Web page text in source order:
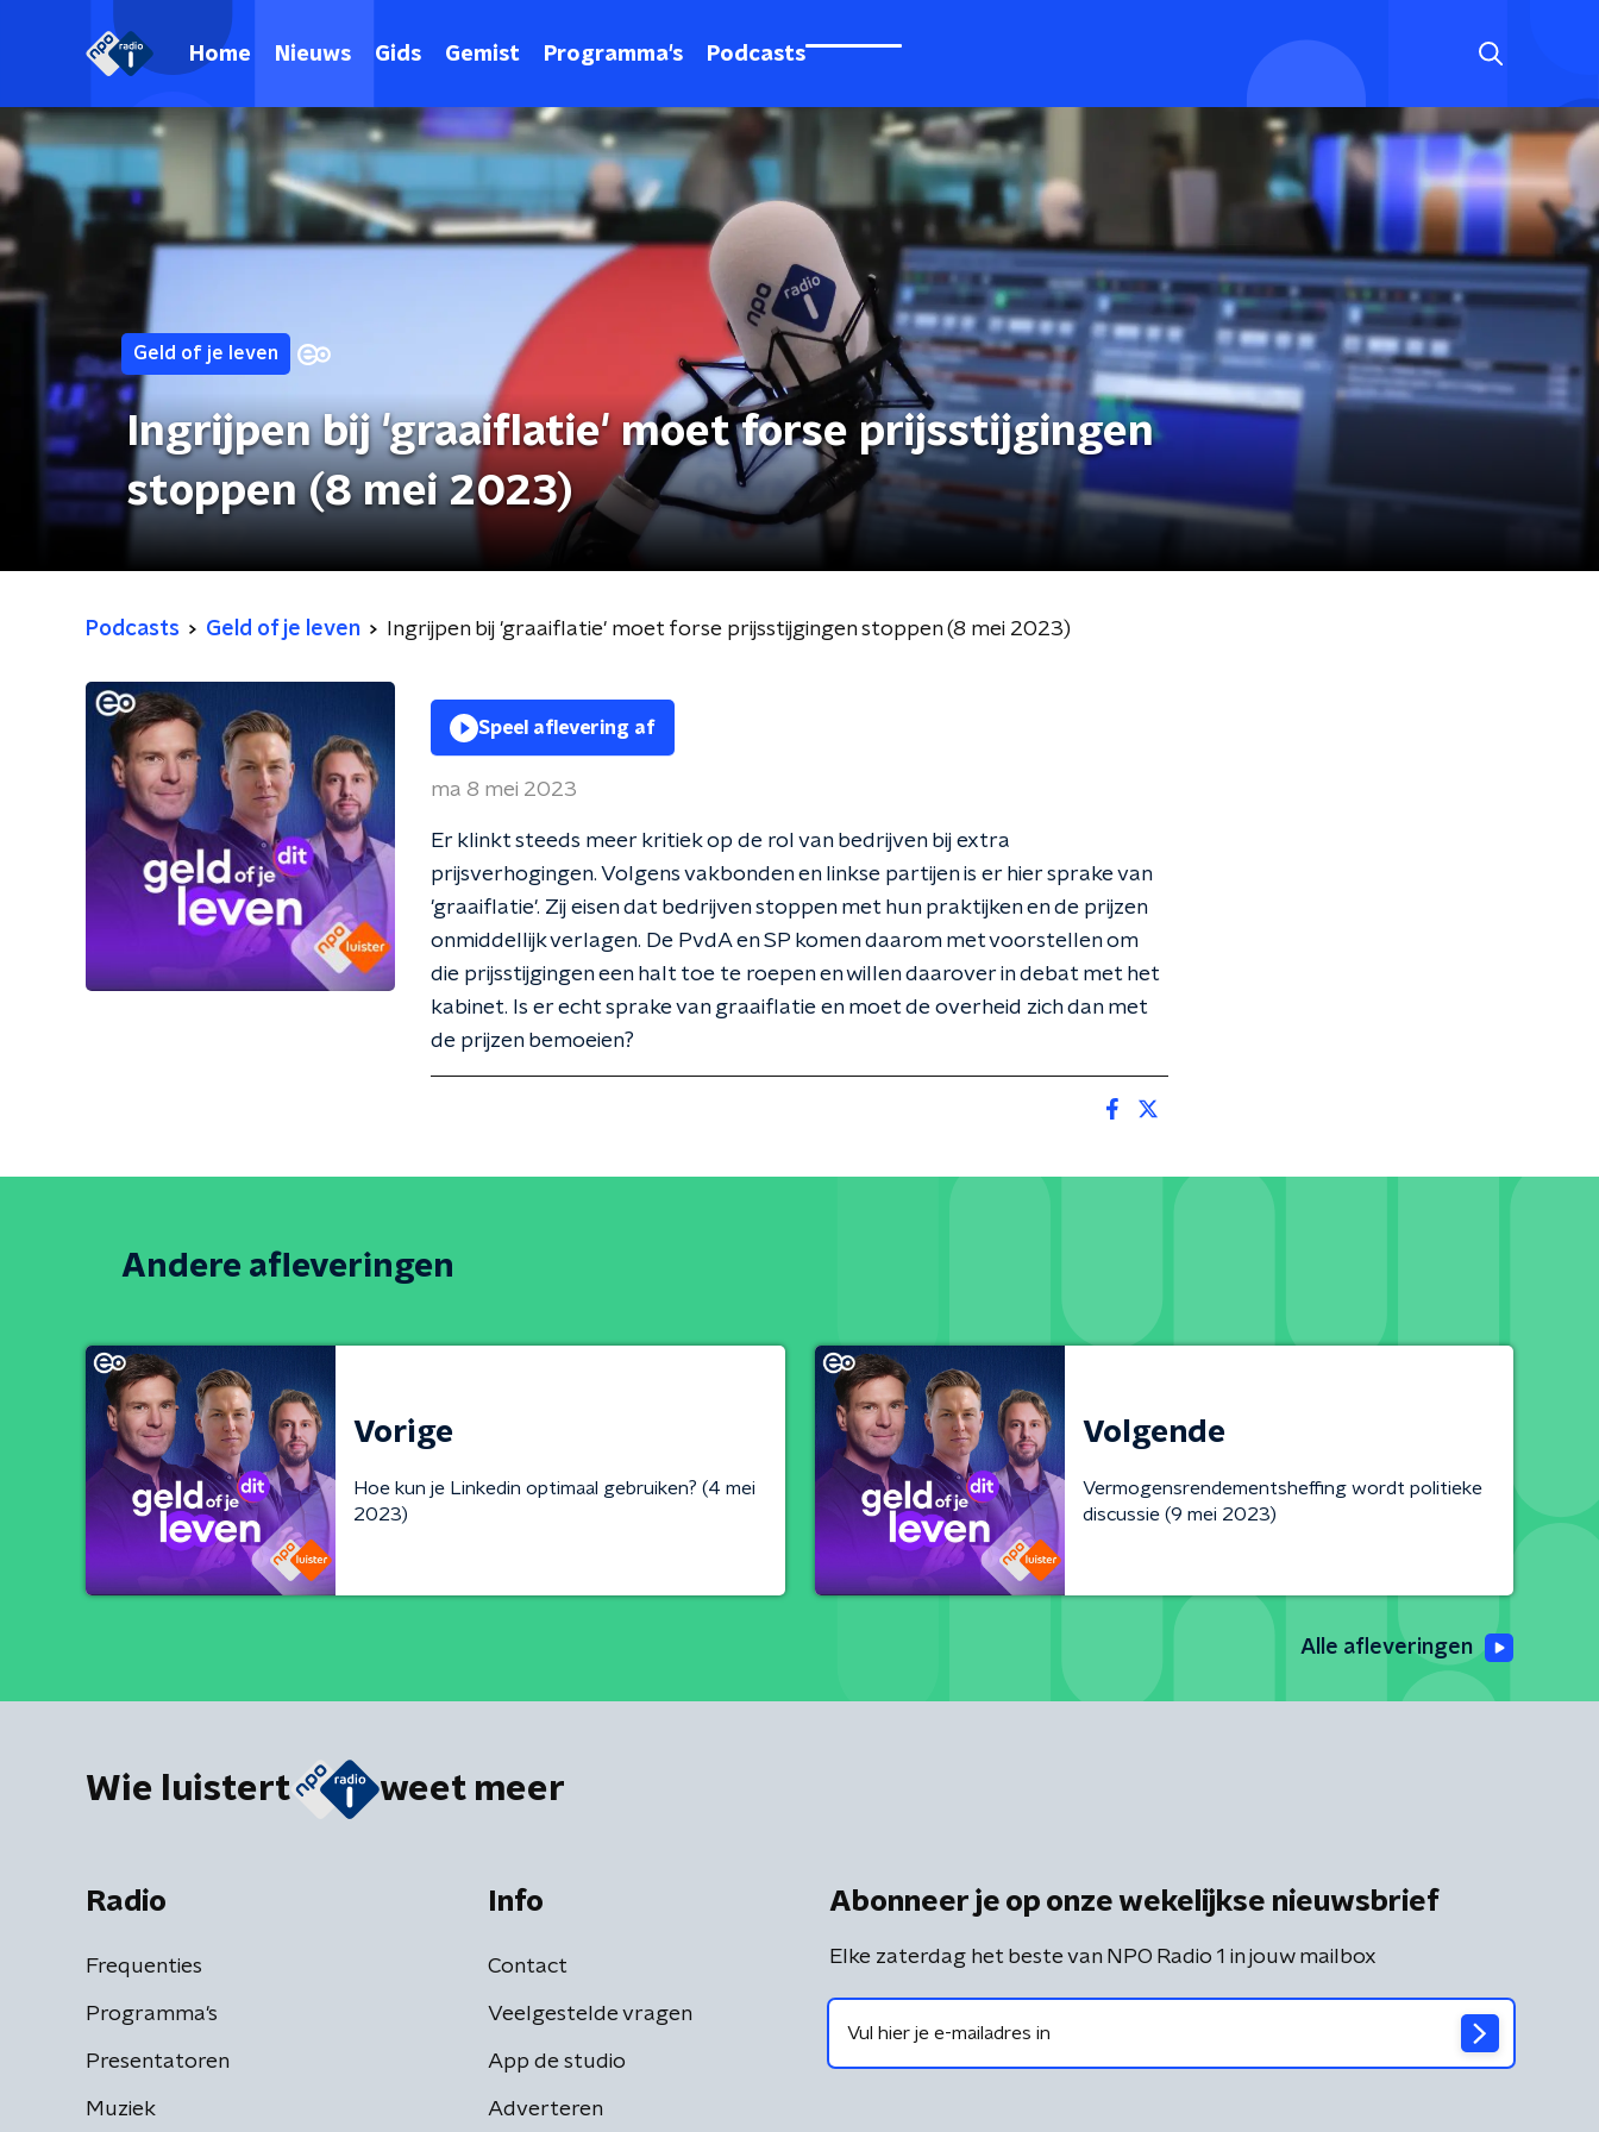
Home Nieuws Gids Gemist Programma's Podcasts
Geld of je leven
Ingrijpen bij 'graaiflatie' moet forse prijsstijgingen
stoppen (8 mei 2023)
Podcasts Geld of je leven Ingrijpen bij 'graaiflatie' moet forse prijsstijgingen stoppen (8 mei 2023)
Speel aflevering af
ma 8 mei 2023
Er klinkt steeds meer kritiek op de rol van bedrijven bij extra
prijsverhogingen. Volgens vakbonden en linkse partijen is er hier sprake van
'graaiflatie'. Zij eisen dat bedrijven stoppen met hun praktijken en de prijzen
onmiddellijk verlagen. De PvdA en SP komen daarom met voorstellen om
die prijsstijgingen een halt toe te roepen en willen daarover in debat met het
kabinet. Is er echt sprake van graaiflatie en moet de overheid zich dan met
de prijzen bemoeien?
Andere afleveringen
Vorige
Hoe kun je Linkedin optimaal gebruiken? (4 mei
2023)
Volgende
Vermogensrendementsheffing wordt politieke
discussie (9 mei 2023)
Alle afleveringen
Wie luistert weet meer
Radio
Frequenties
Programma's
Presentatoren
Muziek
Info
Contact
Veelgestelde vragen
App de studio
Adverteren
Abonneer je op onze wekelijkse nieuwsbrief
Elke zaterdag het beste van NPO Radio 1 in jouw mailbox